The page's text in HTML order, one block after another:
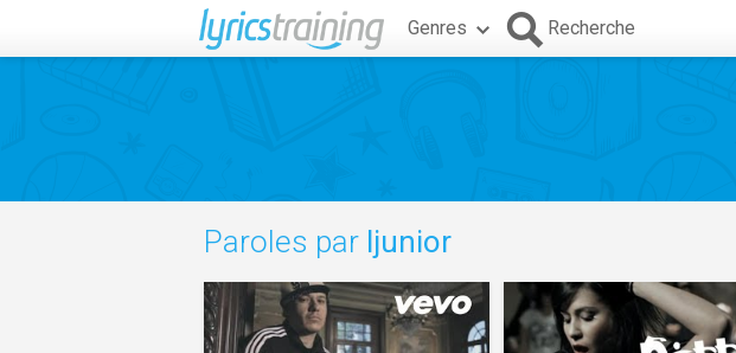
Genres Recherche
Paroles par ljunior